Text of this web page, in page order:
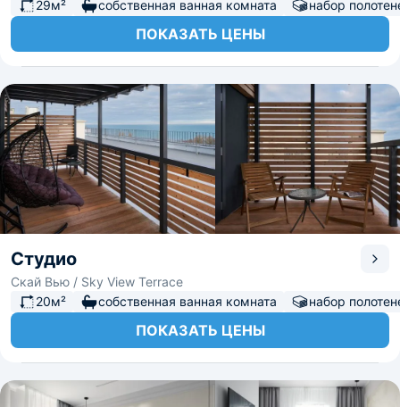
29м² собственная ванная комната набор
ПОКАЗАТЬ ЦЕНЫ
Студио
Скай Вью / Sky View Terrace
20м²
собственная ванная комната набор
ПОКАЗАТЬ ЦЕНЫ